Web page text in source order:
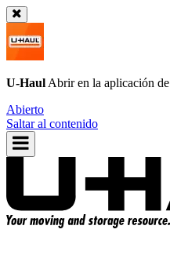
U-Haul Abrir en la aplicación de
Abierto
Saltar al contenido